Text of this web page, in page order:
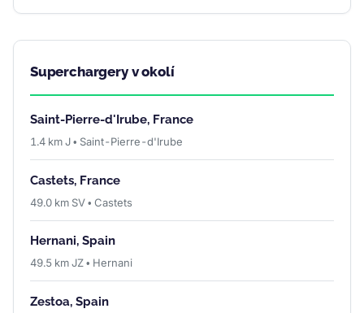
Superchargery v okolí
Saint-Pierre-d'Irube, France
1.4 km J • Saint-Pierre-d'Irube
Castets, France
49.0 km SV • Castets
Hernani, Spain
49.5 km JZ • Hernani
Zestoa, Spain